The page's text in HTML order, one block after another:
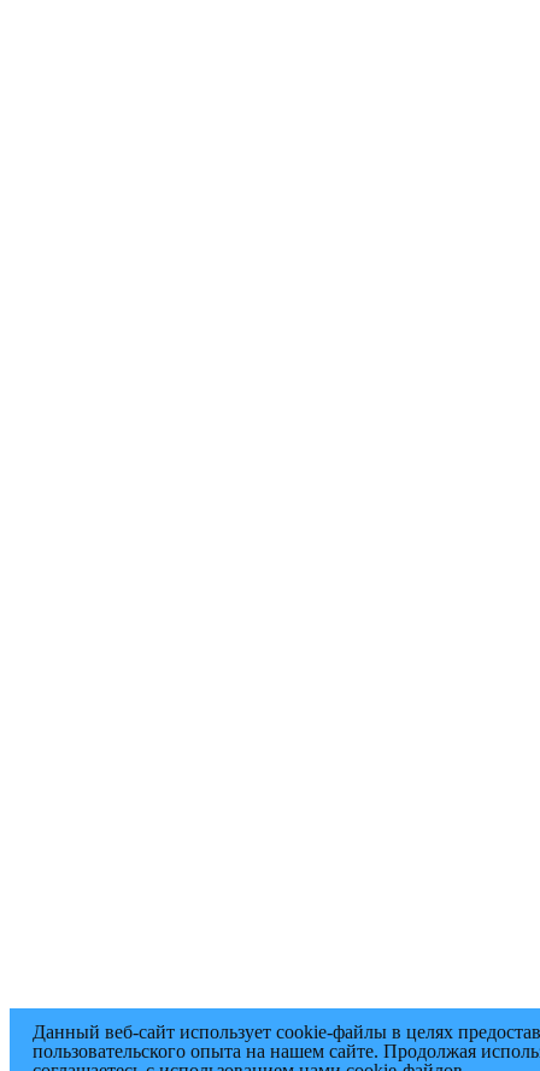
Данный веб-сайт использует cookie-файлы в целях
пользовательского опыта на нашем сайте. Продолжая